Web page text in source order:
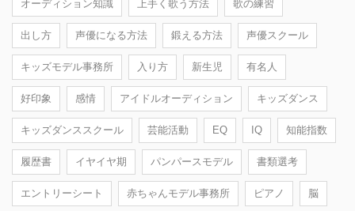
オーディション知識 上手く歌う方法 歌の練習
出し方 声優になる方法 鍛える方法 声優スクール
キッズモデル事務所 入り方 新生児 有名人
好印象 感情 アイドルオーディション キッズダンス
キッズダンススクール 芸能活動 EQ IQ 知能指数
履歴書 イヤイヤ期 パンパースモデル 書類選考
エントリーシート 赤ちゃんモデル事務所 ピアノ 脳